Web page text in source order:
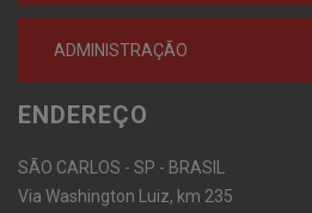
ADMINISTRAÇÃO
ENDEREÇO
SÃO CARLOS - SP - BRASIL
Via Washington Luiz, km 235